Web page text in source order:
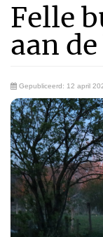
Felle
aan
Gepubliceerd: 12 april